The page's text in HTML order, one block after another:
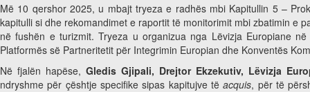
Më 10 qershor 2025, u mbajt tryeza e radhës mbi Kapitullin 5 –
kapitulli si dhe rekomandimet e raportit të monitorimit mbi zbatimin e
në fushën e turizmit. Tryeza u organizua nga Lëvizja Europiane
Platformës së Partneritetit për Integrimin Europian dhe Konventës
Në fjalën hapëse, Gledis Gjipali, Drejtor Ekzekutiv, Lëvizja
ndryshme për çështje specifike sipas kapitujve tëacquis, për të